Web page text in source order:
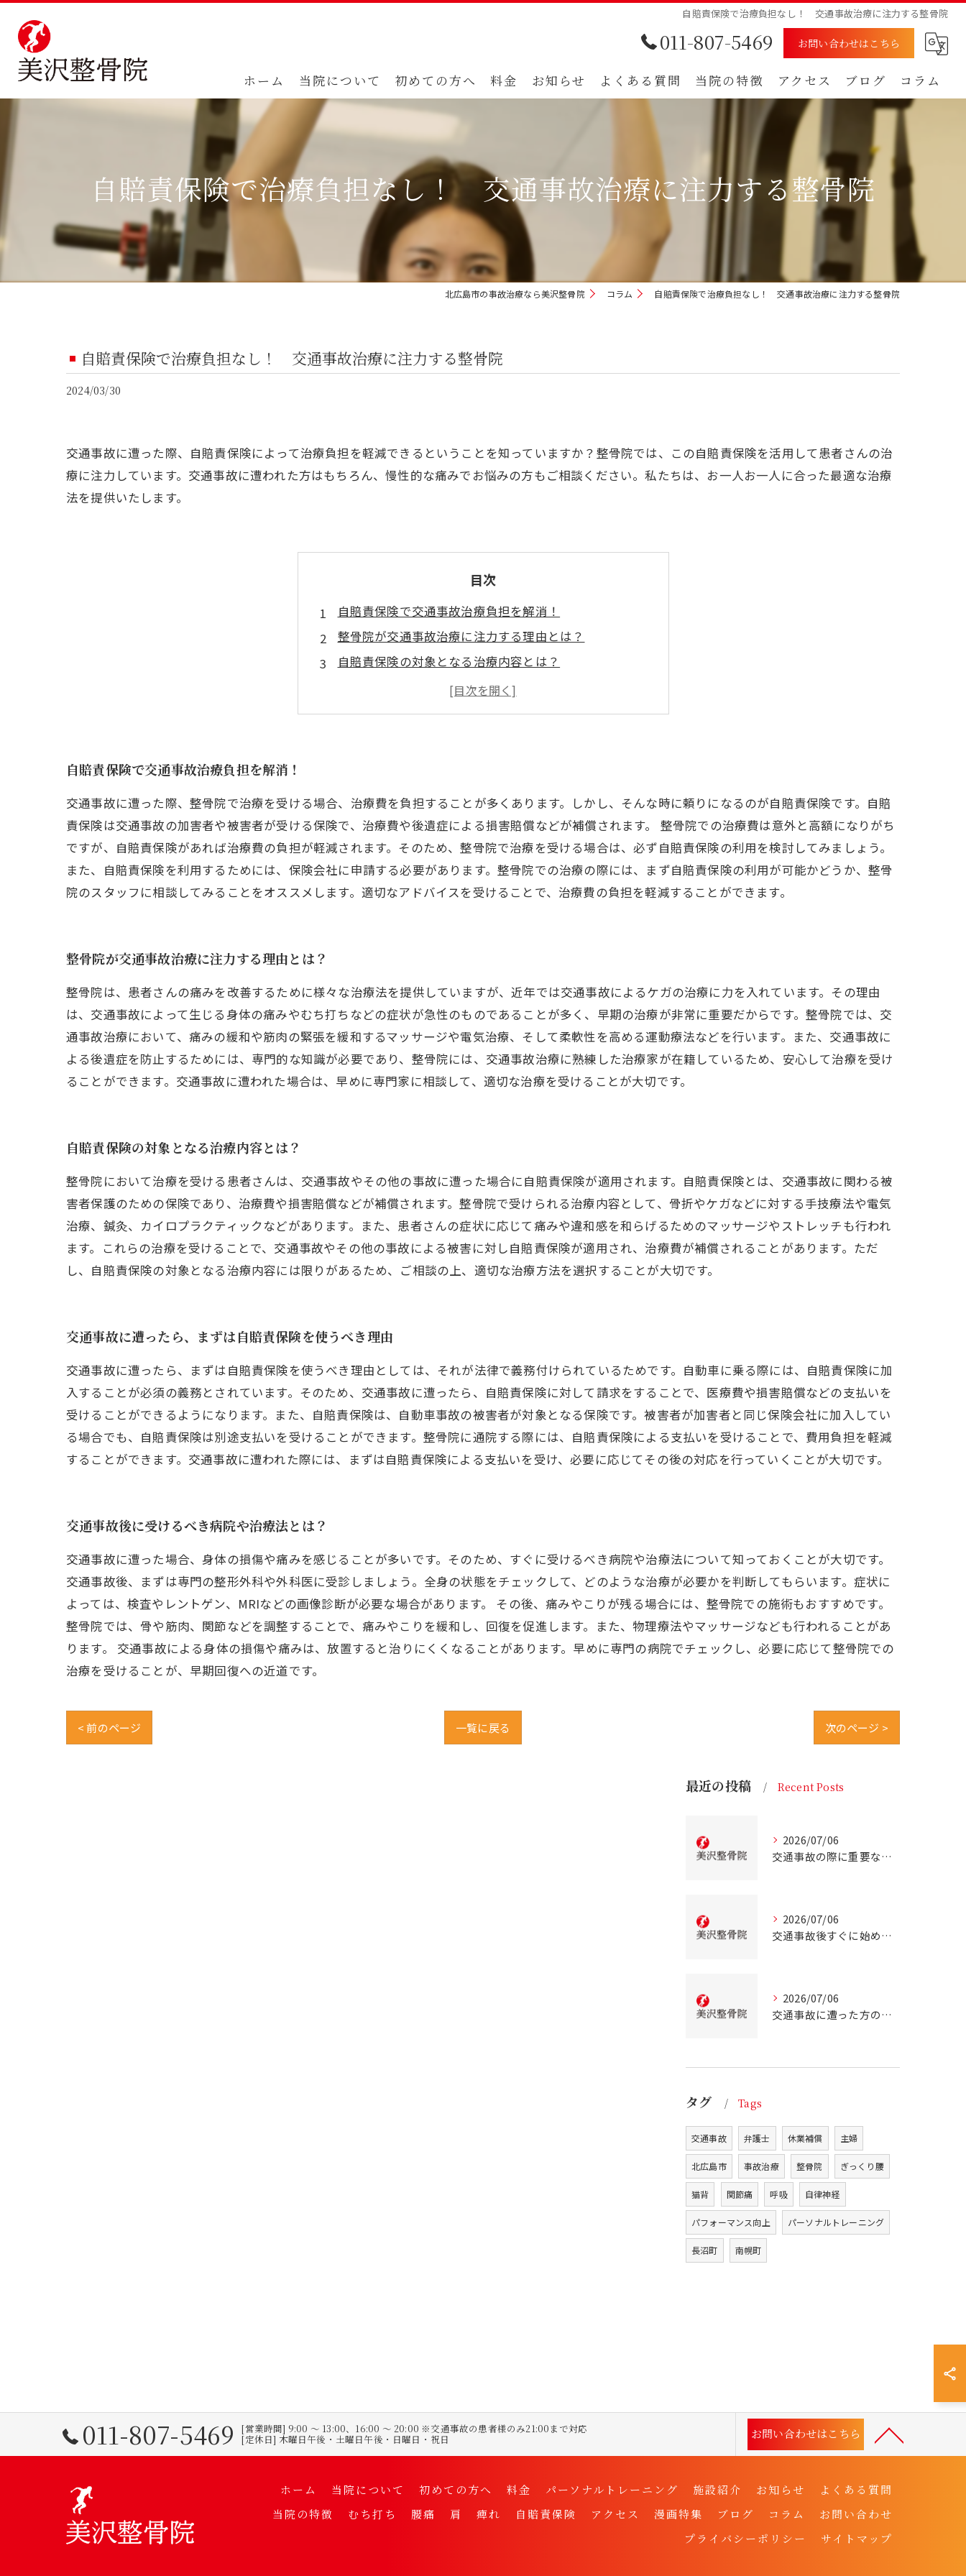
自賠責保険で治療負担なし！ 交通事故治療に注力する整骨院
011-807-5469 お問い合わせはこちら
ホーム 当院について 初めての方へ 料金 お知らせ よくある質問 当院の特徴
肩
アクセス
漫画特集
ブログ コラム
自賠責保険で治療負担なし！ 交通事故治療に注力する整骨院
北広島市の事故治療なら美沢整骨院 コラム 自賠責保険で治療負担なし！ 交通事故治療に注力する整骨院
自賠責保険で治療負担なし！ 交通事故治療に注力する整骨院
2024/03/30
交通事故に遭った際、自賠責保険によって治療負担を軽減できるということを知っていますか？整骨院では、この自賠責保険を活用して患者さんの治
療に注力しています。交通事故に遭われた方はもちろん、慢性的な痛みでお悩みの方もご相談ください。私たちは、お一人お一人に合った最適な治療
法を提供いたします。
目次
自賠責保険で交通事故治療負担を解消！
整骨院が交通事故治療に注力する理由とは？
自賠責保険の対象となる治療内容とは？
交通事故に遭ったら、まずは自賠責保険を使うべき理由
交通事故後に受けるべき病院や治療法とは？
自賠責保険で交通事故治療負担を解消！
交通事故に遭った際、整骨院で治療を受ける場合、治療費を負担することが多くあります。しかし、そんな時に頼りになるのが自賠責保険です。自賠
責保険は交通事故の加害者や被害者が受ける保険で、治療費や後遺症による損害賠償などが補償されます。 整骨院での治療費は意外と高額になりがち
ですが、自賠責保険があれば治療費の負担が軽減されます。そのため、整骨院で治療を受ける場合は、必ず自賠責保険の利用を検討してみましょう。
また、自賠責保険を利用するためには、保険会社に申請する必要があります。整骨院での治療の際には、まず自賠責保険の利用が可能かどうか、整骨
院のスタッフに相談してみることをオススメします。適切なアドバイスを受けることで、治療費の負担を軽減することができます。
整骨院が交通事故治療に注力する理由とは？
整骨院は、患者さんの痛みを改善するために様々な治療法を提供していますが、近年では交通事故によるケガの治療に力を入れています。その理由
は、交通事故によって生じる身体の痛みやむち打ちなどの症状が急性のものであることが多く、早期の治療が非常に重要だからです。整骨院では、交
通事故治療において、痛みの緩和や筋肉の緊張を緩和するマッサージや電気治療、そして柔軟性を高める運動療法などを行います。また、交通事故に
よる後遺症を防止するためには、専門的な知識が必要であり、整骨院には、交通事故治療に熟練した治療家が在籍しているため、安心して治療を受け
ることができます。交通事故に遭われた場合は、早めに専門家に相談して、適切な治療を受けることが大切です。
自賠責保険の対象となる治療内容とは？
整骨院において治療を受ける患者さんは、交通事故やその他の事故に遭った場合に自賠責保険が適用されます。自賠責保険とは、交通事故に関わる被
害者保護のための保険であり、治療費や損害賠償などが補償されます。整骨院で受けられる治療内容として、骨折やケガなどに対する手技療法や電気
治療、鍼灸、カイロプラクティックなどがあります。また、患者さんの症状に応じて痛みや違和感を和らげるためのマッサージやストレッチも行われ
ます。これらの治療を受けることで、交通事故やその他の事故による被害に対し自賠責保険が適用され、治療費が補償されることがあります。ただ
し、自賠責保険の対象となる治療内容には限りがあるため、ご相談の上、適切な治療方法を選択することが大切です。
交通事故に遭ったら、まずは自賠責保険を使うべき理由
交通事故に遭ったら、まずは自賠責保険を使うべき理由としては、それが法律で義務付けられているためです。自動車に乗る際には、自賠責保険に加
入することが必須の義務とされています。そのため、交通事故に遭ったら、自賠責保険に対して請求をすることで、医療費や損害賠償などの支払いを
受けることができるようになります。また、自賠責保険は、自動車事故の被害者が対象となる保険です。被害者が加害者と同じ保険会社に加入してい
る場合でも、自賠責保険は別途支払いを受けることができます。整骨院に通院する際には、自賠責保険による支払いを受けることで、費用負担を軽減
することができます。交通事故に遭われた際には、まずは自賠責保険による支払いを受け、必要に応じてその後の対応を行っていくことが大切です。
交通事故後に受けるべき病院や治療法とは？
交通事故に遭った場合、身体の損傷や痛みを感じることが多いです。そのため、すぐに受けるべき病院や治療法について知っておくことが大切です。
交通事故後、まずは専門の整形外科や外科医に受診しましょう。全身の状態をチェックして、どのような治療が必要かを判断してもらいます。症状に
よっては、検査やレントゲン、MRIなどの画像診断が必要な場合があります。 その後、痛みやこりが残る場合には、整骨院での施術もおすすめです。
整骨院では、骨や筋肉、関節などを調整することで、痛みやこりを緩和し、回復を促進します。また、物理療法やマッサージなども行われることがあ
ります。 交通事故による身体の損傷や痛みは、放置すると治りにくくなることがあります。早めに専門の病院でチェックし、必要に応じて整骨院での
治療を受けることが、早期回復への近道です。
< 前のページ 一覧に戻る 次のページ >
最近の投稿 Recent Posts
2026/07/06
交通事故の際に重要な事故治療北海道北広島市での最適な通院先の選び方
2026/07/06
交通事故後すぐに始める事故治療北海道北広島市での正しい行動とは
2026/07/06
交通事故に遭った方のための北海道北広島市での事故治療と安心サポートガイド
タグ Tags
交通事故 弁護士 休業補償 主婦
北広島市 事故治療 整骨院 ぎっくり腰
猫背 関節痛 呼吸 自律神経
パフォーマンス向上 パーソナルトレーニング
長沼町 南幌町
011-807-5469
[営業時間] 9:00 〜 13:00、16:00 〜 20:00 ※交通事故の患者様のみ21:00まで対応
[定休日] 木曜日午後・土曜日午後・日曜日・祝日
お問い合わせはこちら
ホーム 当院について 初めての方へ 料金 パーソナルトレーニング 施設紹介 お知らせ
よくある質問
当院の特徴
むち打ち 腰痛 肩 痺れ 自賠責保険 アクセス 漫画特集 ブログ コラム
お問い合わせ
プライバシーポリシー
サイトマップ